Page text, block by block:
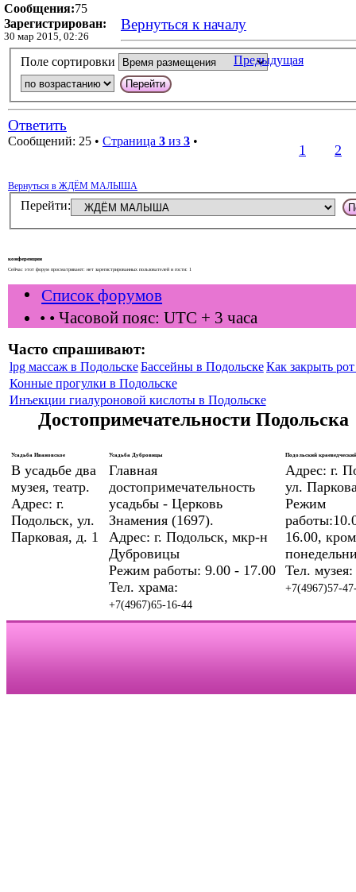
Сообщения:75
Зарегистрирован:
30 мар 2015, 02:26
Вернуться к началу
Предыдущая
Поле сортировки
Ответить
Сообщений: 25 • Страница 3 из 3 •
1 2
Вернуться в ЖДЁМ МАЛЫША
Перейти:
конференции
Сейчас этот форум просматривают: нет зарегистрированных пользователей и гости: 1
Список форумов
• • Часовой пояс: UTC + 3 часа
Часто спрашивают:
lpg массаж в Подольске Бассейны в ПодольскеКак закрыть
Конные прогулки в Подольске
Инъекции гиалуроновой кислоты в Подольске
Достопримечательности Подольска
Усадьба Ивановское
В усадьбе два
музея, театр.
Адрес: г.
Подольск, ул.
Парковая, д. 1
Усадьба Дубровицы
Главная
достопримечательность
усадьбы - Церковь
Знамения (1697).
Адрес: г. Подольск, мкр-н
Дубровицы
Режим работы: 9.00 - 17.00
Тел. храма:
+7(4967)65-16-44
Подольский
Адрес: г.
ул.
Режим
16.00,
Тел. музея:
+7(4967)57-